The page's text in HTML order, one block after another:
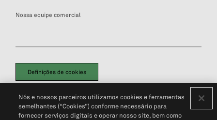
Nossa equipe comercial
Definições de cookies
Política de PrivacidadePortal de privacidade do cliente (em inglês)
Não Venda Minhas Informações Pessoais© 2026 S&P Global
Nós e nossos parceiros utilizamos cookies e ferramentas
semelhantes (“Cookies”) conforme necessário para
fornecer serviços digitais e operar nosso site, bem como